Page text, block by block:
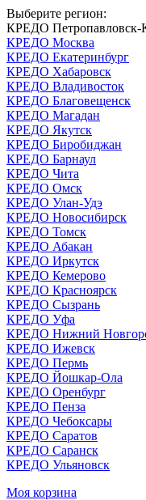
Выберите регион:
КРЕДО Петропавловск-
КРЕДО Москва
КРЕДО Екатеринбург
КРЕДО Хабаровск
КРЕДО Владивосток
КРЕДО Благовещенск
КРЕДО Магадан
КРЕДО Якутск
КРЕДО Биробиджан
КРЕДО Барнаул
КРЕДО Чита
КРЕДО Омск
КРЕДО Улан-Удэ
КРЕДО Новосибирск
КРЕДО Томск
КРЕДО Абакан
КРЕДО Иркутск
КРЕДО Кемерово
КРЕДО Красноярск
КРЕДО Сызрань
КРЕДО Уфа
КРЕДО Нижний
КРЕДО Ижевск
КРЕДО Пермь
КРЕДО Йошкар-Ола
КРЕДО Оренбург
КРЕДО Пенза
КРЕДО Чебоксары
КРЕДО Саратов
КРЕДО Саранск
КРЕДО Ульяновск
Моя корзина